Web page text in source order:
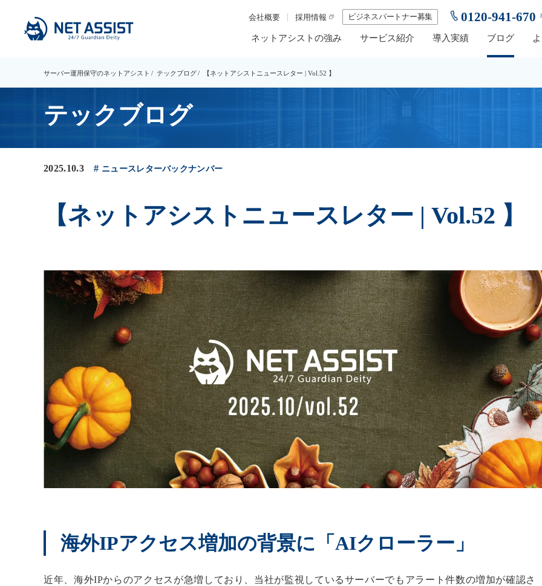
ネットアシストの強み サービス紹介 導入実績 ブログ
会社概要 採用情報 ビジネスパートナー募集 0120-941-670
サーバー運用保守のネットアシスト テックブログ 【ネットアシストニュースレター | Vol.52 】
テックブログ
2025.10.3 ニュースレターバックナンバー
【ネットアシストニュースレター | Vol.52 】
海外IPアクセス増加の背景に「AIクローラー」
近年、海外IPからのアクセスが急増しており、当社が監視しているサーバーでもアラート件数の増加が確認さ